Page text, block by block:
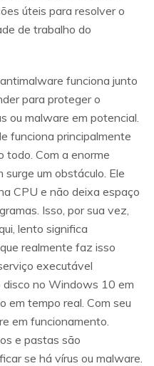
úteis para resolver o
de trabalho do
funciona junto
para proteger o
ou malware em potencial.
funciona principalmente
todo. Com a enorme
um obstáculo. Ele
CPU e não deixa espaço
Isso, por sua vez,
lento significa
realmente faz isso
executável
no Windows 10 em
em tempo real. Com seu
em funcionamento.
e pastas são
se há vírus ou malware.